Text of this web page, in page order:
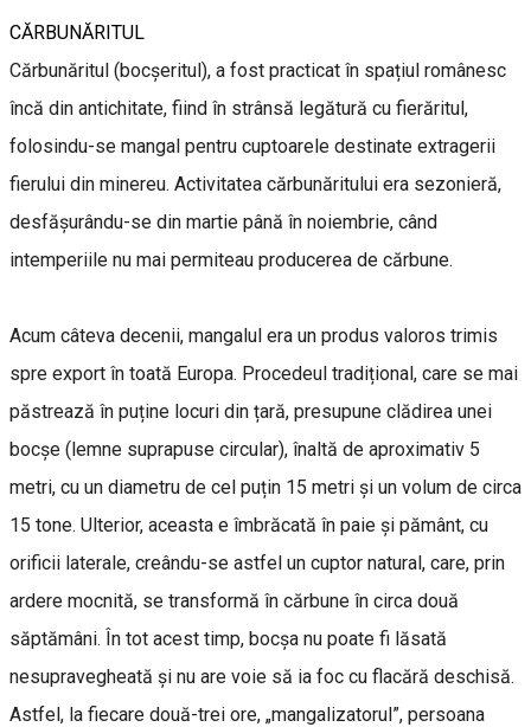
CĂRBUNĂRITUL
Cărbunăritul (bocșeritul), a fost practicat în spațiul românesc
încă din antichitate, fiind în strânsă legătură cu fierăritul,
folosindu-se mangal pentru cuptoarele destinate extragerii
fierului din minereu. Activitatea cărbunăritului era sezonieră,
desfășurându-se din martie până în noiembrie, când
intemperiile nu mai permiteau producerea de cărbune.
Acum câteva decenii, mangalul era un produs valoros trimis
spre export în toată Europa. Procedeul tradițional, care se mai
păstrează în puține locuri din țară, presupune clădirea unei
bocșe (lemne suprapuse circular), înaltă de aproximativ 5
metri, cu un diametru de cel puțin 15 metri și un volum de circa
15 tone. Ulterior, aceasta e îmbrăcată în paie și pământ, cu
orificii laterale, creându-se astfel un cuptor natural, care, prin
ardere mocnită, se transformă în cărbune în circa două
săptămâni. În tot acest timp, bocșa nu poate fi lăsată
nesupravegheată și nu are voie să ia foc cu flacără deschisă.
Astfel, la fiecare două-trei ore, „mangalizatorul”, persoana